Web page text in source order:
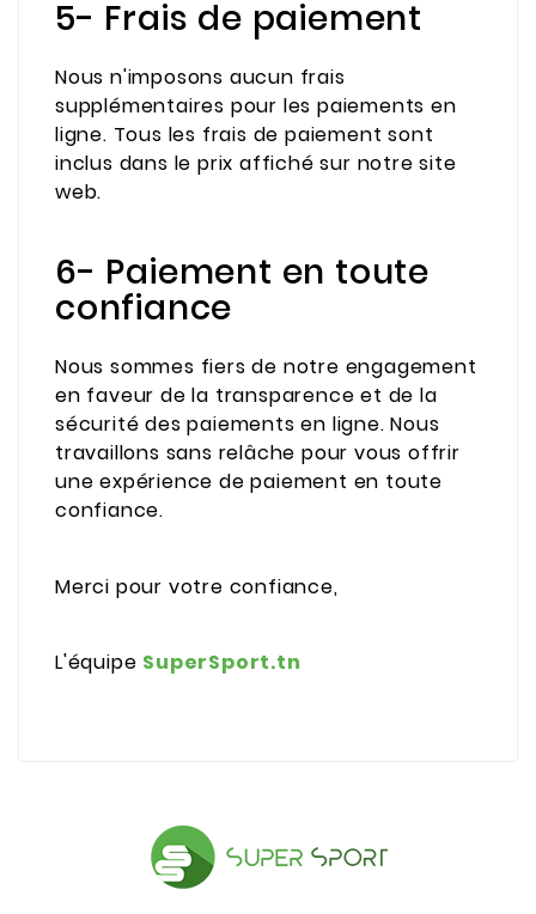
5- Frais de paiement
Nous n'imposons aucun frais
supplémentaires pour les paiements en
ligne. Tous les frais de paiement sont
inclus dans le prix affiché sur notre site
web.
6- Paiement en toute
confiance
Nous sommes fiers de notre engagement
en faveur de la transparence et de la
sécurité des paiements en ligne. Nous
travaillons sans relâche pour vous offrir
une expérience de paiement en toute
confiance.
Merci pour votre confiance,
L'équipe SuperSport.tn